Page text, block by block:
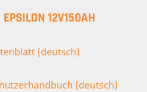
EPSILON 12V150AH
(deutsch)
(deutsch)